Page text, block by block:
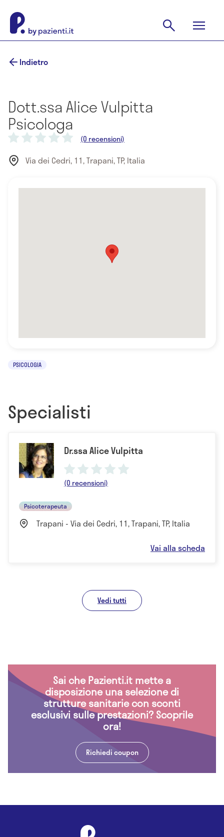
Indietro
Dott.ssa Alice Vulpitta
Psicologa
(0 recensioni)
Via dei Cedri, 11, Trapani, TP, Italia
PSICOLOGIA
Specialisti
Dr.ssa Alice Vulpitta
(0 recensioni)
Psicoterapeuta
Trapani - Via dei Cedri, 11, Trapani, TP, Italia
Vai alla scheda
Vedi tutti
Sai che Pazienti.it mette a
disposizione una selezione di
strutture sanitarie con sconti
esclusivi sulle prestazioni? Scoprile
ora!
Richiedi coupon